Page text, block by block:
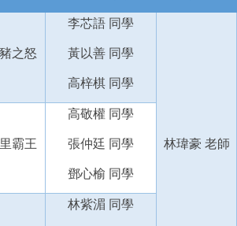
之怒
李芯語 同學
黃以善 同學
高梓棋 同學
林瑋豪 老師
霸王
高敬權 同學
張仲廷 同學
鄧心榆 同學
林紫湄 同學